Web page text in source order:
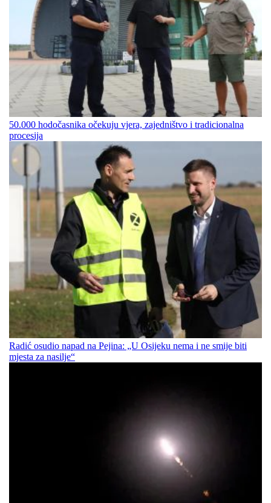
50.000 hodočasnika očekuju vjera, zajedništvo i tradicionalna
procesija
Radić osudio napad na Pejina: „U Osijeku nema i ne smije biti
mjesta za nasilje“